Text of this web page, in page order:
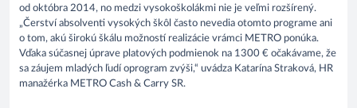
od októbra 2014, no medzi vysokoškolákmi nie je veľmi rozšírený.
„Čerství absolventi vysokých škôl často nevedia otomto programe ani
o tom, akú širokú škálu možností realizácie vrámci METRO ponúka.
Vďaka súčasnej úprave platových podmienok na 1300 € očakávame, že
sa záujem mladých ľudí oprogram zvýši,“ uvádza Katarína Straková, HR
manažérka METRO Cash & Carry SR.